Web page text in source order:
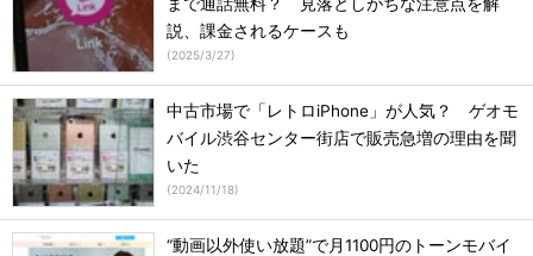
説、課金されるケースも
(2025/3/27)
中古市場で「レトロiPhone」が人気？ ゲオモ
バイル渋谷センター街店で販売急増の理由を聞
いた
(2024/11/18)
“動画以外使い放題”で月1100円のトーンモバイ